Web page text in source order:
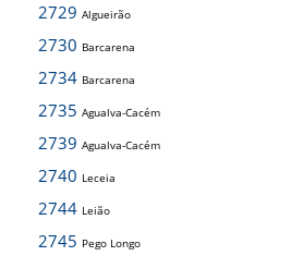
2729 Algueirão
2730 Barcarena
2734 Barcarena
2735 Agualva-Cacém
2739 Agualva-Cacém
2740 Leceia
2744 Leião
2745 Pego Longo